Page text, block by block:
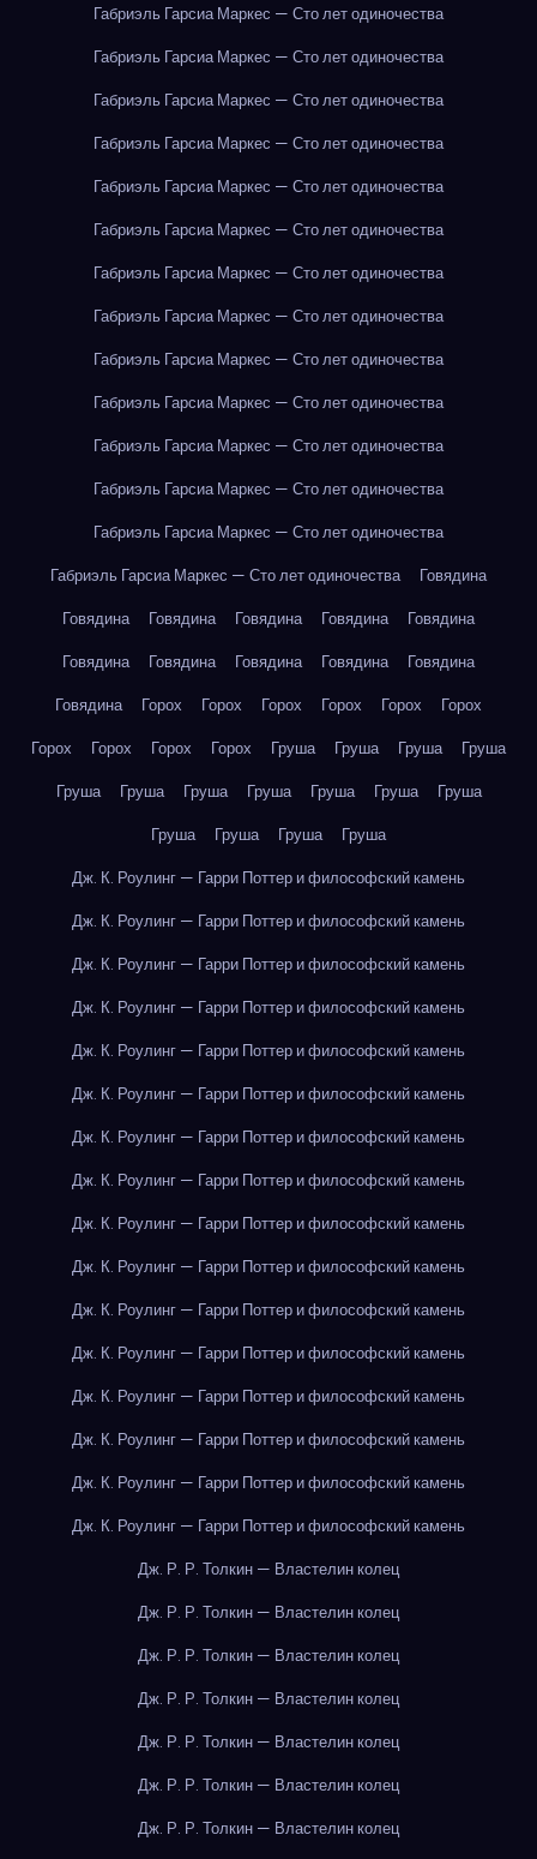
Габриэль Гарсиа Маркес — Сто лет одиночества
Габриэль Гарсиа Маркес — Сто лет одиночества
Габриэль Гарсиа Маркес — Сто лет одиночества
Габриэль Гарсиа Маркес — Сто лет одиночества
Габриэль Гарсиа Маркес — Сто лет одиночества
Габриэль Гарсиа Маркес — Сто лет одиночества
Габриэль Гарсиа Маркес — Сто лет одиночества
Габриэль Гарсиа Маркес — Сто лет одиночества
Габриэль Гарсиа Маркес — Сто лет одиночества
Габриэль Гарсиа Маркес — Сто лет одиночества
Габриэль Гарсиа Маркес — Сто лет одиночества
Габриэль Гарсиа Маркес — Сто лет одиночества
Габриэль Гарсиа Маркес — Сто лет одиночества
Габриэль Гарсиа Маркес — Сто лет одиночества
Говядина
Говядина
Говядина Говядина Говядина
Говядина
Говядина
Говядина Говядина Говядина
Говядина
Говядина
Горох Горох Горох Горох Горох
Горох
Горох
Горох Горох Горох Груша Груша Груша
Груша
Груша
Груша Груша Груша Груша Груша
Груша
Груша
Груша Груша
Груша
Дж. К. Роулинг — Гарри Поттер и философский камень
Дж. К. Роулинг — Гарри Поттер и философский камень
Дж. К. Роулинг — Гарри Поттер и философский камень
Дж. К. Роулинг — Гарри Поттер и философский камень
Дж. К. Роулинг — Гарри Поттер и философский камень
Дж. К. Роулинг — Гарри Поттер и философский камень
Дж. К. Роулинг — Гарри Поттер и философский камень
Дж. К. Роулинг — Гарри Поттер и философский камень
Дж. К. Роулинг — Гарри Поттер и философский камень
Дж. К. Роулинг — Гарри Поттер и философский камень
Дж. К. Роулинг — Гарри Поттер и философский камень
Дж. К. Роулинг — Гарри Поттер и философский камень
Дж. К. Роулинг — Гарри Поттер и философский камень
Дж. К. Роулинг — Гарри Поттер и философский камень
Дж. К. Роулинг — Гарри Поттер и философский камень
Дж. К. Роулинг — Гарри Поттер и философский камень
Дж. Р. Р. Толкин — Властелин колец
Дж. Р. Р. Толкин — Властелин колец
Дж. Р. Р. Толкин — Властелин колец
Дж. Р. Р. Толкин — Властелин колец
Дж. Р. Р. Толкин — Властелин колец
Дж. Р. Р. Толкин — Властелин колец
Дж. Р. Р. Толкин — Властелин колец